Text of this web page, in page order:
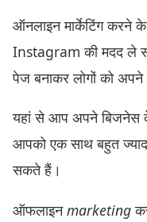
ऑनलाइन मार्केटिंग
Instagram की मदद ले
पेज बनाकर लोगों को
यहां से आप अपने बिजनेस
आपको एक साथ बहुत
सकते हैं।
ऑफलाइनmarketing